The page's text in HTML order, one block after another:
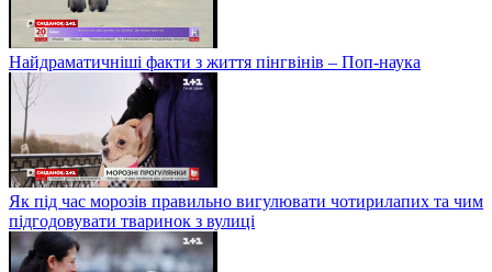
Найдраматичніші факти з життя пінгвінів – Поп-наука
Як під час морозів правильно вигулювати чотирилапих та чим
підгодовувати тваринок з вулиці